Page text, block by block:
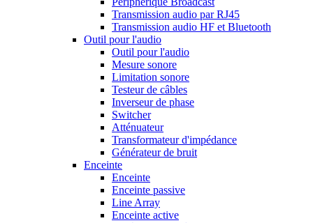
Transmission audio par RJ45
Transmission audio HF et Bluetooth
Outil pour l'audio
Outil pour l'audio
Mesure sonore
Limitation sonore
Testeur de câbles
Inverseur de phase
Switcher
Atténuateur
Transformateur d'impédance
Générateur de bruit
Enceinte
Enceinte
Enceinte passive
Line Array
Enceinte active